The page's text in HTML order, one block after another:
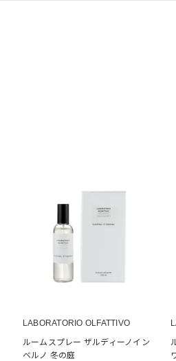
LABORATORIO OLFATTIVO
ルームスプレー ザルディーノイン
ベルノ 冬の庭